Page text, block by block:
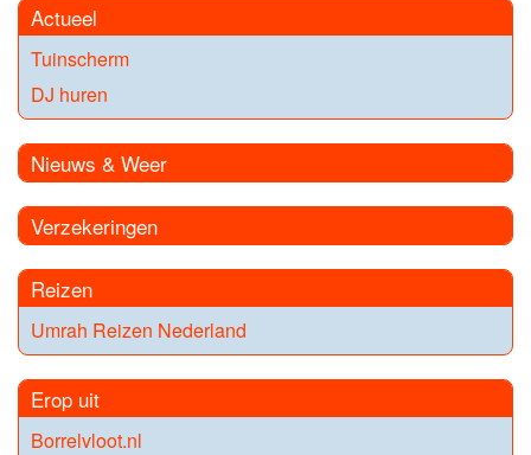
Actueel
Tuinscherm
DJ huren
Nieuws & Weer
Verzekeringen
Reizen
Umrah Reizen Nederland
Erop uit
Borrelvloot.nl